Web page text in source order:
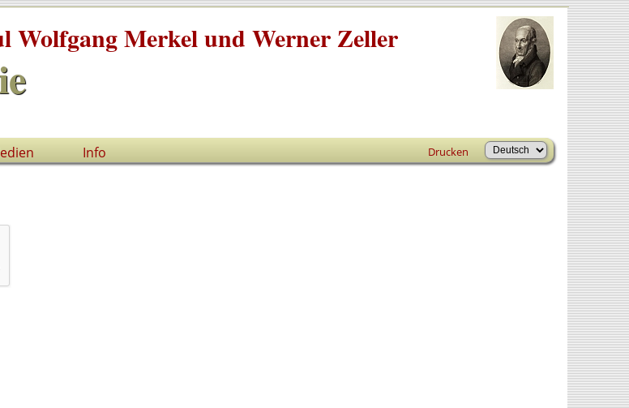
Wolfgang Merkel und Werner Zeller
Info Drucken